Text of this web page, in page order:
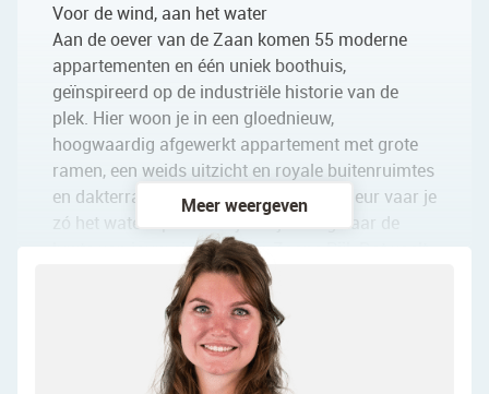
Voor de wind, aan het water
Aan de oever van de Zaan komen 55 moderne
appartementen en één uniek boothuis,
geïnspireerd op de industriële historie van de
plek. Hier woon je in een gloednieuw,
hoogwaardig afgewerkt appartement met grote
ramen, een weids uitzicht en royale buitenruimtes
en dakterrassen. Met je sloep voor de deur vaar je
zó het water op en keer je altijd terug naar de
luwte van jouw eigen plek in Zaans Pijl. Dat voelt
pas écht als luxe.
In Zaans Pijl krijg je het beste van twee werelden.
Het comfort van een gloednieuwe,
onderhoudsarme woning met hoogwaardige
Meer weergeven